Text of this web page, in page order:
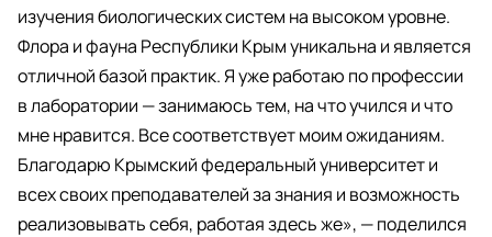
изучения биологических систем на высоком уровне.
Флора и фауна Республики Крым уникальна и является
отличной базой практик. Я уже работаю по профессии
в лаборатории — занимаюсь тем, на что учился и что
мне нравится. Все соответствует моим ожиданиям.
Благодарю Крымский федеральный университет и
всех своих преподавателей за знания и возможность
реализовывать себя, работая здесь же», — поделился